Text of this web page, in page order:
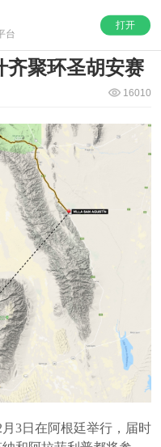
打开
台
齐聚环圣胡安赛
16010
3日在阿根廷举行，届时